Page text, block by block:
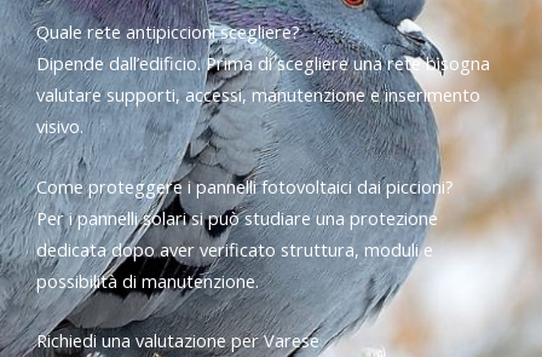
Quale rete antipiccioni scegliere?
Dipende dall’edificio. Prima di scegliere una rete bisogna
valutare supporti, accessi, manutenzione e inserimento
visivo.
Come proteggere i pannelli fotovoltaici dai piccioni?
Per i pannelli solari si può studiare una protezione
dedicata dopo aver verificato struttura, moduli e
possibilità di manutenzione.
Richiedi una valutazione per Varese